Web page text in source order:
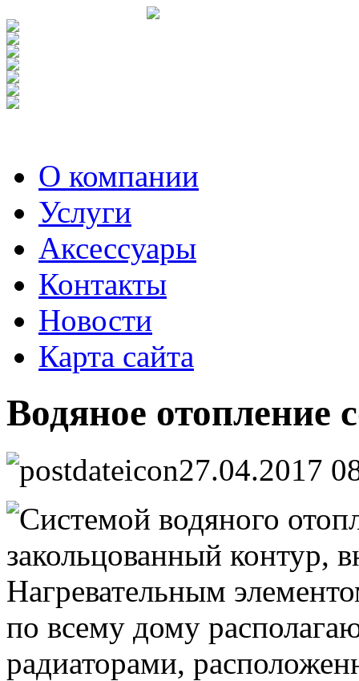
О компании
Услуги
Аксесcуары
Контакты
Новости
Карта сайта
Водяное отопление
27.04.2017
Системой водяного
закольцованный контур,
Нагревательным
по всему дому
радиаторами,